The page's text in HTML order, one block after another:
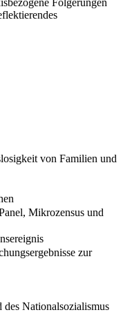
von Familien und
Mikrozensus und
zur
Nationalsozialismus